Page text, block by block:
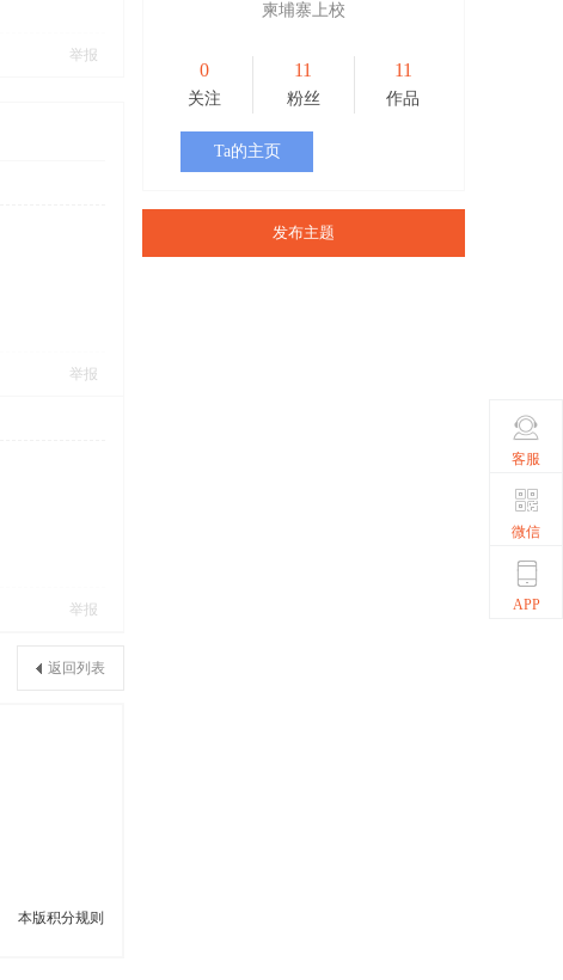
举报
举报
举报
返回列表
本版积分规则
柬埔寨上校
0
关注
11
粉丝
11
作品
Ta的主页
发布主题
客服
微信
APP